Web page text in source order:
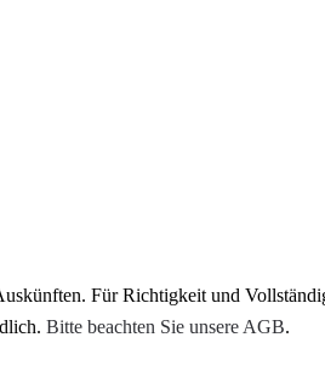
Für Richtigkeit und
Bitte beachten Sie unsere AGB.